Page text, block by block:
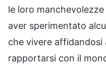
le loro
aver sperimentato
che vivere affidandosi
rapportarsi con il